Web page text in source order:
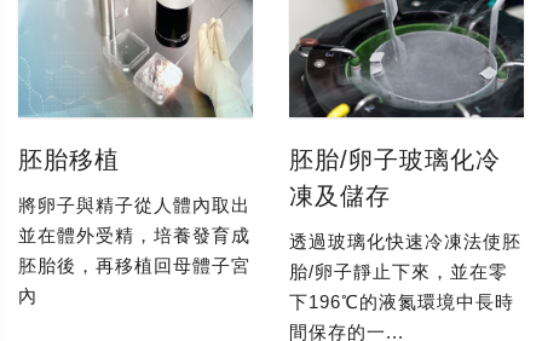
胚胎移植
將卵子與精子從人體內取出
並在體外受精，培養發育成
胚胎後，再移植回母體子宮
內
胚胎/卵子玻璃化冷
凍及儲存
透過玻璃化快速冷凍法使胚
胎/卵子靜止下來，並在零
下196℃的液氮環境中長時
間保存的一...